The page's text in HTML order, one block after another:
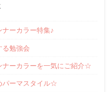
ーカラー特集♪
る勉強会
ナーカラーを一気にご紹介☆
パーマスタイル☆